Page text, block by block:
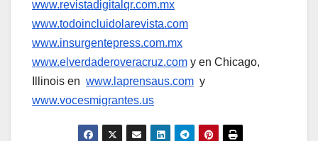
www.revistadigitalqr.com.mx
www.todoincluidolarevista.com
www.insurgentepress.com.mx
www.elverdaderoveracruz.com y en Chicago,
Illinois en www.laprensaus.com y
www.vocesmigrantes.us